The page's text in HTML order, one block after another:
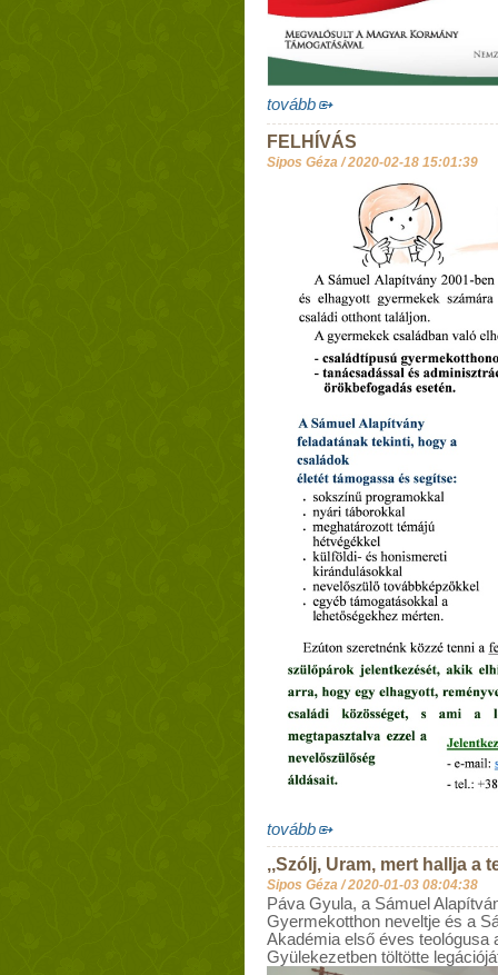
tovább
FELHÍVÁS
Sipos Géza /2020-02-18 15:01:39
tovább
,,Szólj, Uram, mert hallja a
Sipos Géza /2020-01-03 08:04:38
Páva Gyula, a Sámuel
Gyermekotthon neveltje és a
Akadémia első éves teológusa
Gyülekezetben töltötte